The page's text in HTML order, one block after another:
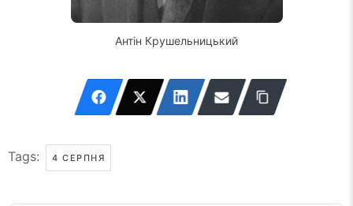
Антін Крушельницький
Tags: 4 СЕРПНЯ